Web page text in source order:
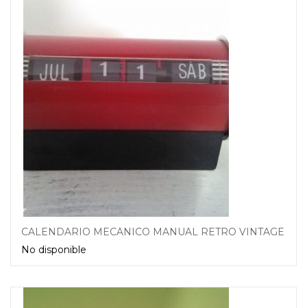
CALENDARIO MECÁNICO MANUAL RETRO VINTAGE
No disponible